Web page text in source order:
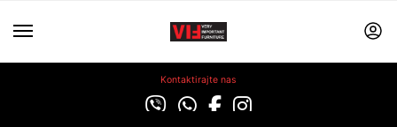
Kontaktirajte nas